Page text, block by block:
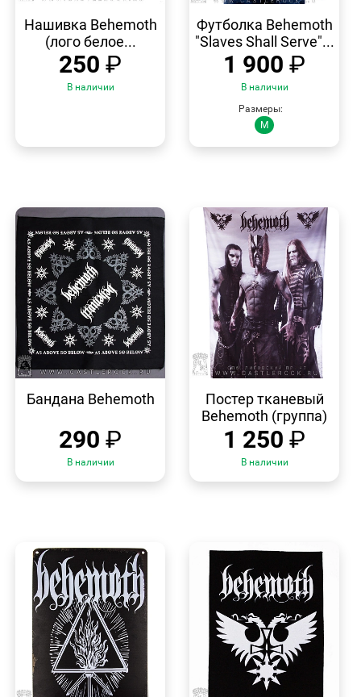
ПРОСМОТР
Нашивка Behemoth
(лого белое...
250 ₽
В наличии
ПРОСМОТР
Футболка Behemoth
"Slaves Shall Serve"...
1 900 ₽
В наличии
Размеры:
M
ПРОСМОТР
Бандана Behemoth
290 ₽
В наличии
ПРОСМОТР
Постер тканевый
Behemoth (группа)
1 250 ₽
В наличии